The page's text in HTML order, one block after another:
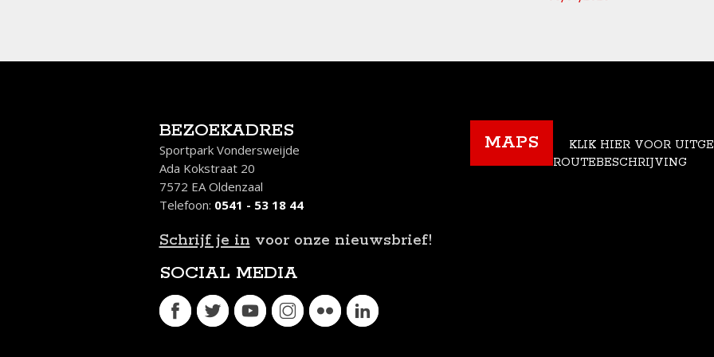
BEZOEKADRES
Sportpark Vondersweijde
Ada Kokstraat 20
7572 EA Oldenzaal
Telefoon: 0541 - 53 18 44
Schrijf je in voor onze nieuwsbrief!
SOCIAL MEDIA
MAPS
KLIK HIER VOOR
ROUTEBESCHRIJVING